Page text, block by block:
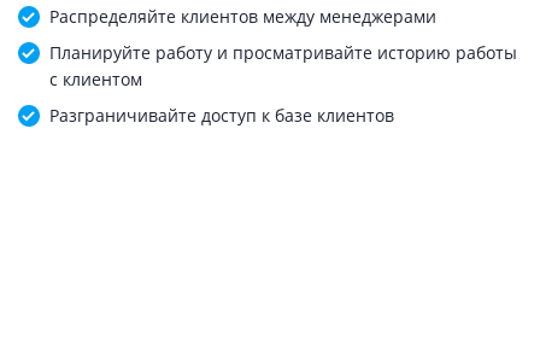
Распределяйте клиентов между менеджерами
Планируйте работу и просматривайте историю работы
с клиентом
Разграничивайте доступ к базе клиентов